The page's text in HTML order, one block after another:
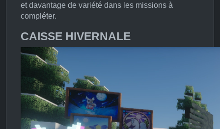
et davantage de variété dans les missions à
compléter.
CAISSE HIVERNALE